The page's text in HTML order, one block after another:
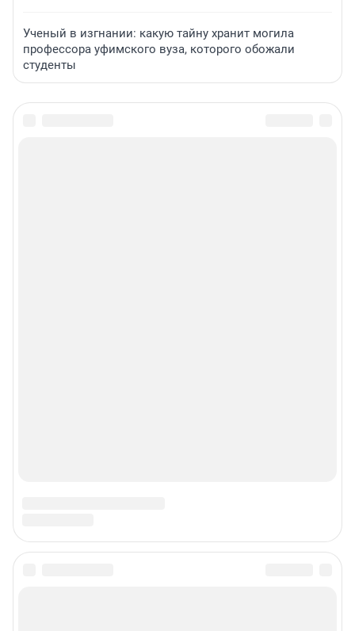
Ученый в изгнании: какую тайну хранит могила
профессора уфимского вуза, которого обожали
студенты